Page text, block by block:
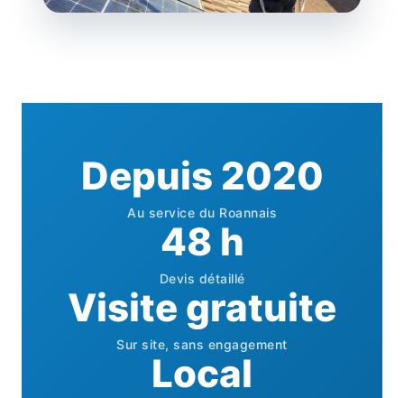
Depuis 2020
Au service du Roannais
48 h
Devis détaillé
Visite gratuite
Sur site, sans engagement
Local